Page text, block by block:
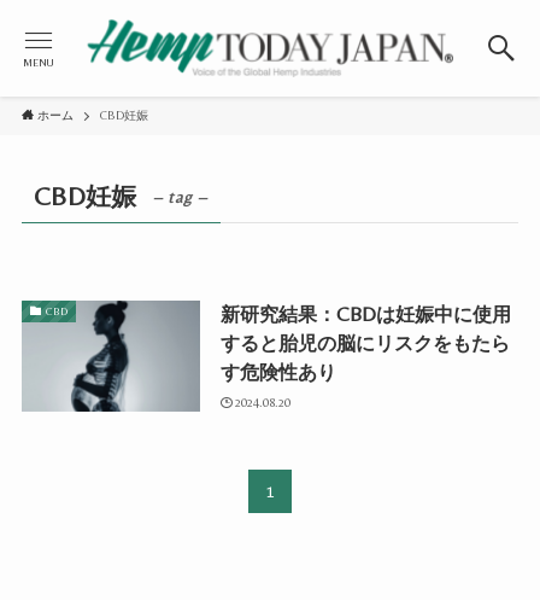
MENU
ホーム CBD妊娠
CBD妊娠 – tag –
CBD
新研究結果：CBDは妊娠中に使用
すると胎児の脳にリスクをもたら
す危険性あり
2024.08.20
1